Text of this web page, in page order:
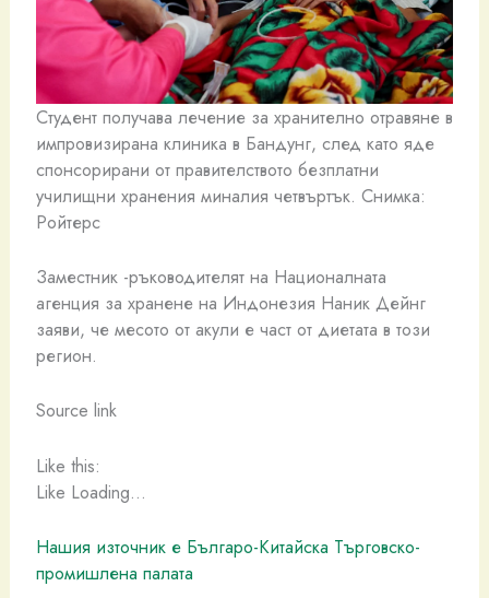
Студент получава лечение за хранително отравяне в
импровизирана клиника в Бандунг, след като яде
спонсорирани от правителството безплатни
училищни хранения миналия четвъртък. Снимка:
Ройтерс
Заместник -ръководителят на Националната
агенция за хранене на Индонезия Наник Дейнг
заяви, че месото от акули е част от диетата в този
регион.
Source link
Like this:
Like Loading…
Нашия източник е Българо-Китайска Търговско-
промишлена палaта